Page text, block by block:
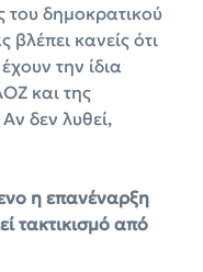
του δημοκρατικού
βλέπει κανείς ότι
την ίδια
και της
δεν λυθεί,
η επανέναρξη
τακτικισμό από